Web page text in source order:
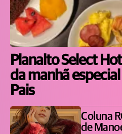
Planalto Select
da manhã
Pais
Coluna
de